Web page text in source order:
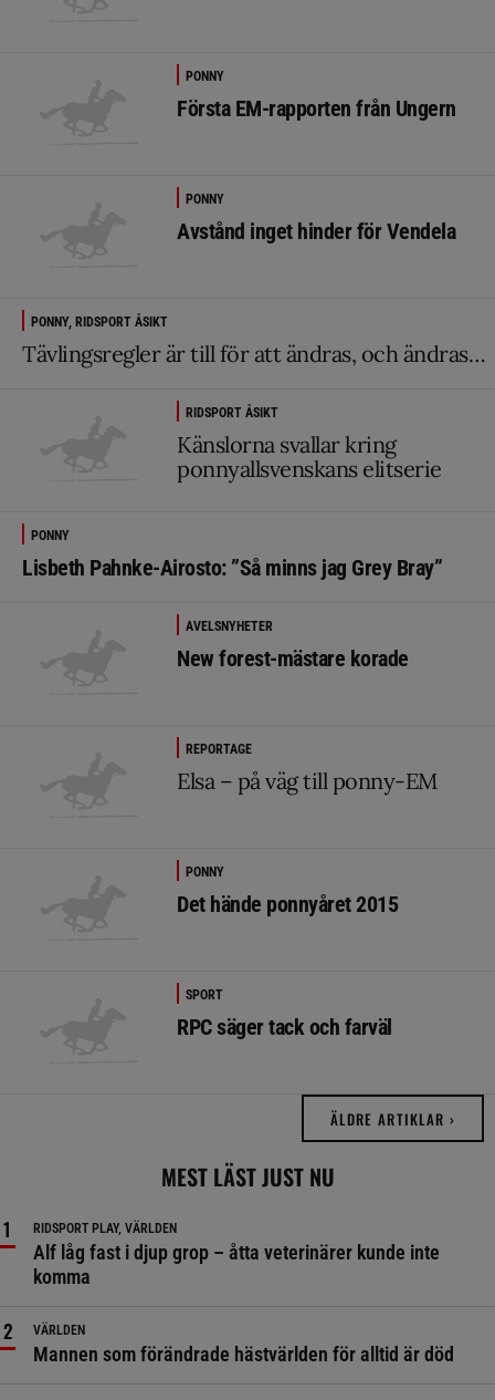
PONNY
Första EM-rapporten från Ungern
PONNY
Avstånd inget hinder för Vendela
PONNY, RIDSPORT ÅSIKT
Tävlingsregler är till för att ändras, och ändras…
RIDSPORT ÅSIKT
Känslorna svallar kring
ponnyallsvenskans elitserie
PONNY
Lisbeth Pahnke-Airosto: ”Så minns jag Grey Bray”
AVELSNYHETER
New forest-mästare korade
REPORTAGE
Elsa – på väg till ponny-EM
PONNY
Det hände ponnyåret 2015
SPORT
RPC säger tack och farväl
ÄLDRE ARTIKLAR ›
MEST LÄST JUST NU
RIDSPORT PLAY, VÄRLDEN
Alf låg fast i djup grop – åtta veterinärer kunde inte
komma
VÄRLDEN
Mannen som förändrade hästvärlden för alltid är död